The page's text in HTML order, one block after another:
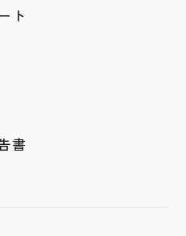
ト
書